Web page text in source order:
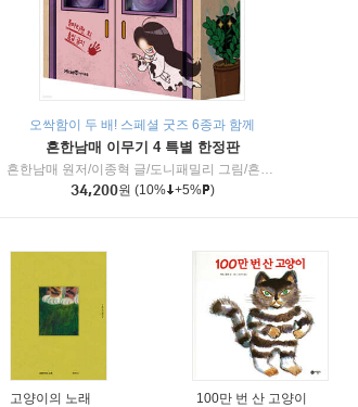
오싹함이 두 배! 스페셜 굿즈 6종과 함께
흔한남매 이무기 4 특별 한정판
흔한남매 원저/이종혁 글/도니패밀리 그림/흔한컴퍼니 감수
34,200원 (10% +5% )
고양이의 노래 100만 번 산 고양이